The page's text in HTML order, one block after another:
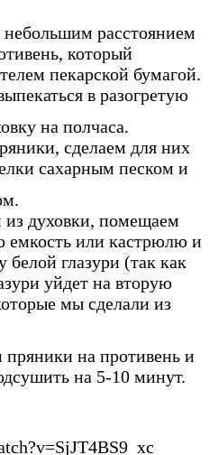
расстоянием
который
пекарской бумагой.
в разогретую
на полчаса.
сделаем для них
сахарным песком и
духовки, помещаем
емкость или кастрюлю и
белой глазури (так как
уйдет на вторую
мы сделали из
на противень и
на 5-10 минут.